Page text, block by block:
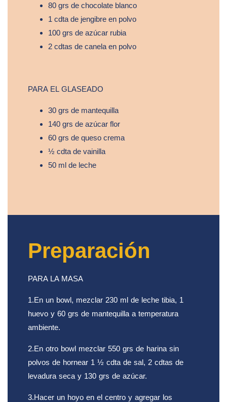
80 grs de chocolate blanco
1 cdta de jengibre en polvo
100 grs de azúcar rubia
2 cdtas de canela en polvo
PARA EL GLASEADO
30 grs de mantequilla
140 grs de azúcar flor
60 grs de queso crema
½ cdta de vainilla
50 ml de leche
Preparación
PARA LA MASA
1.En un bowl, mezclar 230 ml de leche tibia, 1
huevo y 60 grs de mantequilla a temperatura
ambiente.
2.En otro bowl mezclar 550 grs de harina sin
polvos de hornear 1 ½ cdta de sal, 2 cdtas de
levadura seca y 130 grs de azúcar.
3.Hacer un hoyo en el centro y agregar los